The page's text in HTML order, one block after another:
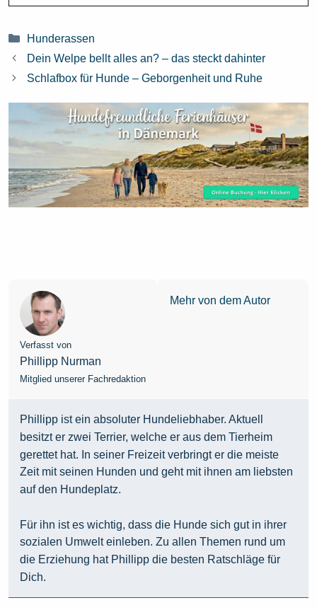
Kategorien
Hunderassen
Dein Welpe bellt alles an? – das steckt dahinter
Schlafbox für Hunde – Geborgenheit und Ruhe
Verfasst von
Phillipp Nurman
Mitglied unserer Fachredaktion
Mehr von dem Autor
Phillipp ist ein absoluter Hundeliebhaber. Aktuell
besitzt er zwei Terrier, welche er aus dem Tierheim
gerettet hat. In seiner Freizeit verbringt er die meiste
Zeit mit seinen Hunden und geht mit ihnen am liebsten
auf den Hundeplatz.
Für ihn ist es wichtig, dass die Hunde sich gut in ihrer
sozialen Umwelt einleben. Zu allen Themen rund um
die Erziehung hat Phillipp die besten Ratschläge für
Dich.